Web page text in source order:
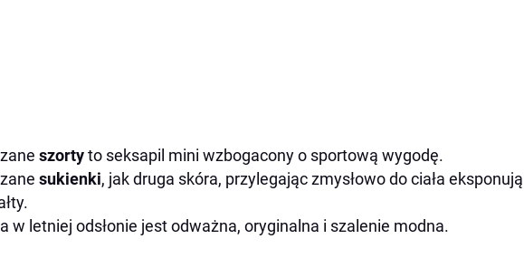
szortyto seksapil mini wzbogacony o sportową wygodę.
sukienki, jak druga skóra, przylegając zmysłowo do ciała
w letniej odsłonie jest odważna, oryginalna i szalenie modna.